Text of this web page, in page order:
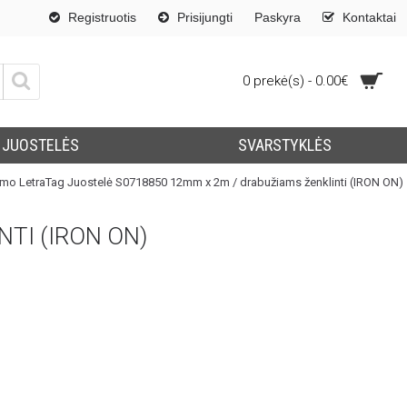
Registruotis Prisijungti Paskyra Kontaktai
0 prekė(s) - 0.00€
JUOSTELĖS SVARSTYKLĖS
LetraTag Juostelė S0718850 12mm x 2m / drabužiams ženklinti (IRON ON)
(IRON ON)